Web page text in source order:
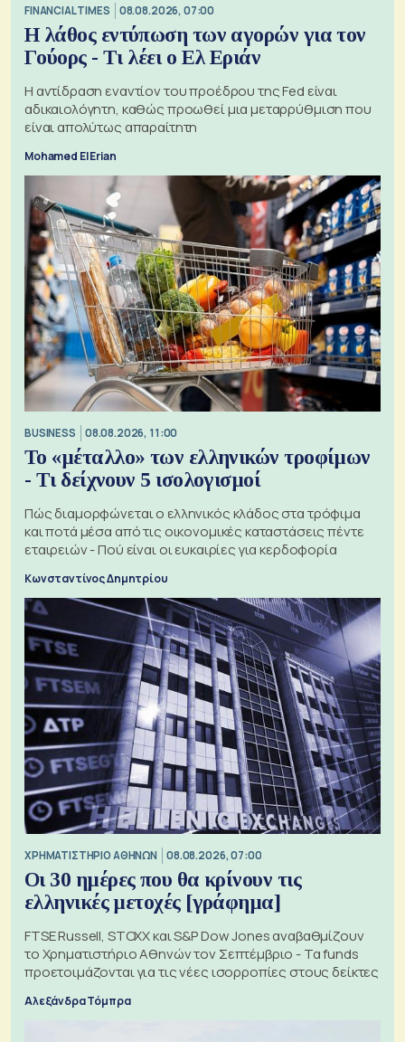
FINANCIAL TIMES 08.08.2026, 07:00
Η λάθος εντύπωση των αγορών για τον
Γούορς - Τι λέει ο Ελ Εριάν
Η αντίδραση εναντίον του προέδρου της Fed είναι
αδικαιολόγητη, καθώς προωθεί μια μεταρρύθμιση που
είναι απολύτως απαραίτητη
Mohamed El Erian
BUSINESS 08.08.2026, 11:00
Το «μέταλλο» των ελληνικών τροφίμων
- Τι δείχνουν 5 ισολογισμοί
Πώς διαμορφώνεται ο ελληνικός κλάδος στα τρόφιμα
και ποτά μέσα από τις οικονομικές καταστάσεις πέντε
εταιρειών - Πού είναι οι ευκαιρίες για κερδοφορία
Κωνσταντίνος Δημητρίου
XΡΗΜΑΤΙΣΤΗΡΙΟ ΑΘΗΝΩΝ 08.08.2026, 07:00
Οι 30 ημέρες που θα κρίνουν τις
ελληνικές μετοχές [γράφημα]
FTSE Russell, STOXX και S&P Dow Jones αναβαθμίζουν
το Χρηματιστήριο Αθηνών τον Σεπτέμβριο - Τα funds
προετοιμάζονται για τις νέες ισορροπίες στους δείκτες
Αλεξάνδρα Τόμπρα